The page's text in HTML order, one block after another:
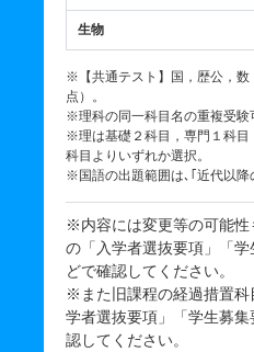
生物
※【共通テスト】国，歴公，数
点）。
※理科の同一科目名の重複受験
※理は基礎２科目，専門１科目
科目よりいずれか選択。
※国語の出題範囲は､｢近代以降
※内容には変更等の可能性
の「入学者選抜要項」「
どで確認してください。
※また旧課程の経過措置科
学者選抜要項」「学生募集
認してください。